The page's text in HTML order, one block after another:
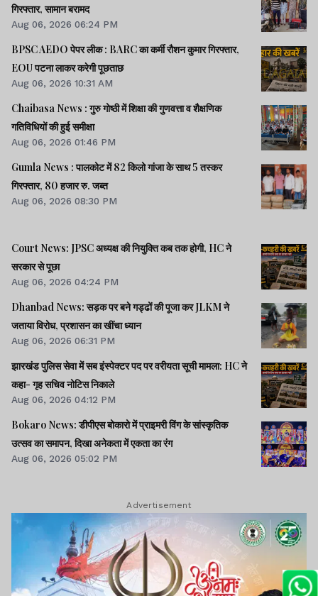
गिरफ्तार, सामान बरामद
Aug 06, 2026 06:24 PM
BPSC AEDO पेपर लीक : BARC का कर्मी रौशन कुमार गिरफ्तार,
EOU पटना लाकर करेगी पूछताछ
Aug 06, 2026 10:31 AM
Chaibasa News : गुरु गोष्ठी में शिक्षा की गुणवत्ता व शैक्षणिक
गतिविधियों की हुई समीक्षा
Aug 06, 2026 01:46 PM
Gumla News : पालकोट में 82 किलो गांजा के साथ 5 तस्कर
गिरफ्तार, 80 हजार रु. जब्त
Aug 06, 2026 08:30 PM
Court News: JPSC अध्यक्ष की नियुक्ति कब तक होगी, HC ने
सरकार से पूछा
Aug 06, 2026 04:24 PM
Dhanbad News: सड़क पर बने गड्ढों की पूजा कर JLKM ने
जताया विरोध, प्रशासन का खींचा ध्यान
Aug 06, 2026 06:31 PM
झारखंड पुलिस सेवा में सब इंस्पेक्टर पद पर वरीयता सूची मामला: HC ने
कहा- गृह सचिव नोटिस निकाले
Aug 06, 2026 04:12 PM
Bokaro News: डीपीएस बोकारो में प्राइमरी विंग के सांस्कृतिक
उत्सव का समापन, दिखा अनेकता में एकता का रंग
Aug 06, 2026 05:02 PM
Advertisement